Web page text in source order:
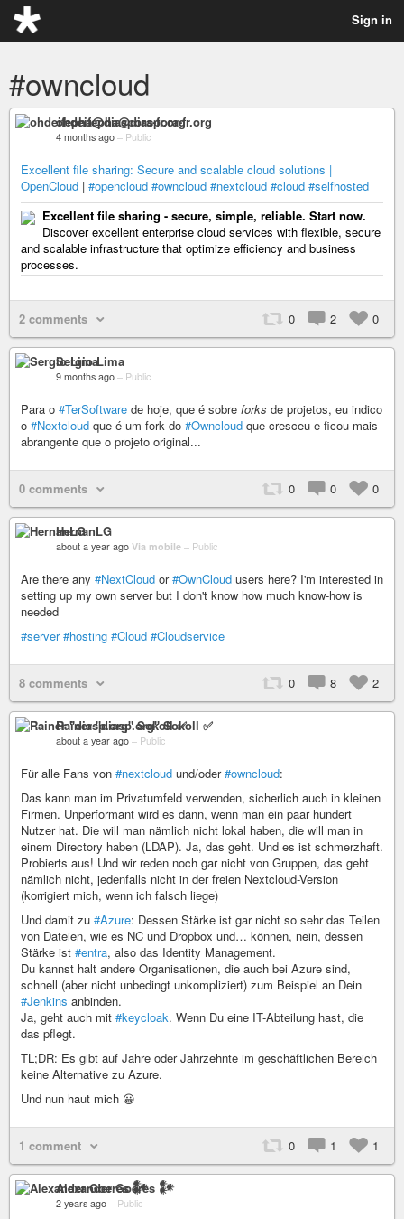
Sign in
#owncloud
ohdeifepha@diaspora-fr.org
4 months ago – Public
Excellent file sharing: Secure and scalable cloud solutions |
OpenCloud | #opencloud #owncloud #nextcloud #cloud #selfhosted
Excellent file sharing - secure, simple, reliable. Start now.
Discover excellent enterprise cloud services with flexible, secure
and scalable infrastructure that optimize efficiency and business
processes.
2 comments 0 2 0
Sergio Lima
9 months ago – Public
Para o #TerSoftware de hoje, que é sobre forks de projetos, eu indico
o #Nextcloud que é um fork do #Owncloud que cresceu e ficou mais
abrangente que o projeto original...
0 comments 0 0 0
HernanLG
about a year ago Via mobile – Public
Are there any #NextCloud or#OwnCloud users here? I'm interested in
setting up my own server but I don't know how much know-how is
needed
#server #hosting #Cloud #Cloudservice
8 comments 0 8 2
Rainer "diasp​.org" Sokoll ✅
about a year ago – Public
Für alle Fans von #nextcloud und/oder#owncloud:
Das kann man im Privatumfeld verwenden, sicherlich auch in kleinen
Firmen. Unperformant wird es dann, wenn man ein paar hundert
Nutzer hat. Die will man nämlich nicht lokal haben, die will man in
einem Directory haben (LDAP). Ja, das geht. Und es ist schmerzhaft.
Probierts aus! Und wir reden noch gar nicht von Gruppen, das geht
nämlich nicht, jedenfalls nicht in der freien Nextcloud-Version
(korrigiert mich, wenn ich falsch liege)
Und damit zu #Azure: Dessen Stärke ist gar nicht so sehr das Teilen
von Dateien, wie es NC und Dropbox und… können, nein, dessen
Stärke ist #entra, also das Identity Management.
Du kannst halt andere Organisationen, die auch bei Azure sind,
schnell (aber nicht unbedingt unkompliziert) zum Beispiel an Dein
#Jenkins anbinden.
Ja, geht auch mit #keycloak. Wenn Du eine IT-Abteilung hast, die
das pflegt.
TL;DR: Es gibt auf Jahre oder Jahrzehnte im geschäftlichen Bereich
keine Alternative zu Azure.
Und nun haut mich 😀
1 comment 0 1 1
Alexander Goeres 𒀯
2 years ago – Public